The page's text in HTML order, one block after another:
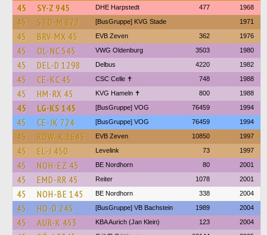
45 SY-Z 945 DHE Harpstedt 477 1968
45 STD-M 872 [BusGruppe] KVG Stade 1971
45 BRV-MX 45 EVB Zeven 362 1976
45 OL-NC 545 VWG Oldenburg 3503 1980
45 DEL-D 1298 Delbus 4220 1982
45 CE-KC 45 CSC Celle ✝ 748 1988
45 HM-RX 45 KVG Hameln ✝ 800 1988
45 LG-KS 145 [BusGruppe] VOG 76459 1994
45 CE-JK 724 [BusGruppe] VOG 76459 1994
45 ROW-K 2645 EVB Zeven 10850 1997
45 EL-J 450 Levelink 73 1997
45 NOH-EZ 45 BE Nordhorn 80 2001
45 EMD-RR 45 Reiter 1078 2001
45 NOH-BE 145 BE Nordhorn 338 2004
45 HO-D 245 [BusGruppe] VB Bachstein 1989 2004
45 AUR-K 453 KBA Aurich (Jan Klein) 123 2004